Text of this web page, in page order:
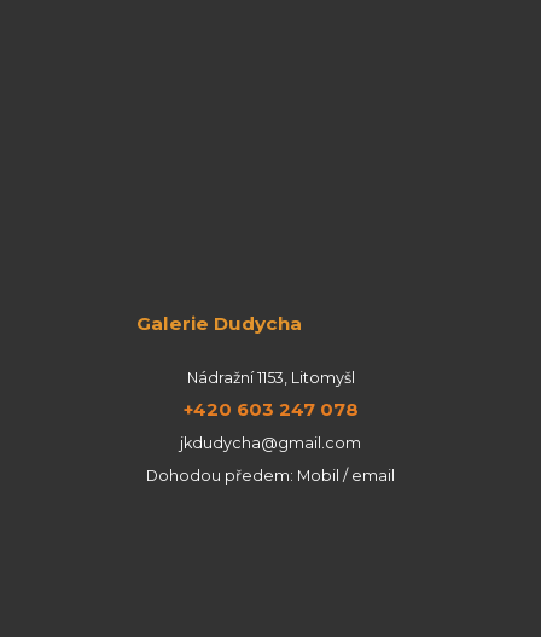
Galerie Dudycha
Nádražní 1153, Litomyšl
+420 603 247 078
jkdudycha@gmail.com
Dohodou předem: Mobil / email